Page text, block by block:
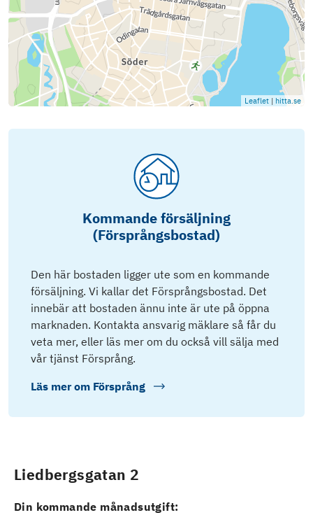
Leaflet | hitta.se
Kommande försäljning
(Försprångsbostad)
Den här bostaden ligger ute som en kommande
försäljning. Vi kallar det Försprångsbostad. Det
innebär att bostaden ännu inte är ute på öppna
marknaden. Kontakta ansvarig mäklare så får du
veta mer, eller läs mer om du också vill sälja med
vår tjänst Försprång.
Läs mer om Försprång
Liedbergsgatan 2
Din kommande månadsutgift: